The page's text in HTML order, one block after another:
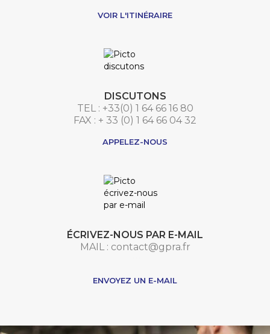
VOIR L'ITINÉRAIRE
DISCUTONS
TEL : +33(0) 1 64 66 16 80
FAX : + 33 (0) 1 64 66 04 32
APPELEZ-NOUS
ÉCRIVEZ-NOUS PAR E-MAIL
MAIL : contact@gpra.fr
ENVOYEZ UN E-MAIL